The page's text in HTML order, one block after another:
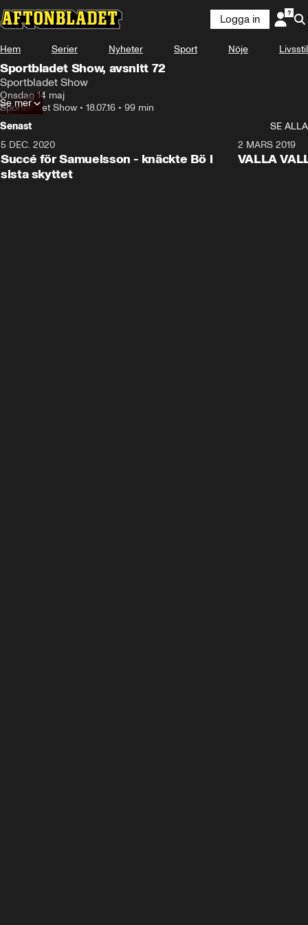
Logga in
Hem Serier Nyheter Sport Nöje Livsstil
Sportbladet Show, avsnitt 72
Sportbladet Show
Onsdag 14 maj
Sportbladet Show • 18.07.16 • 99 min
Se mer
Senast
SE ALLA
5 DEC. 2020
Succé för Samuelsson - knäckte Bö i
sista skyttet
2 MARS 2019
VALLA